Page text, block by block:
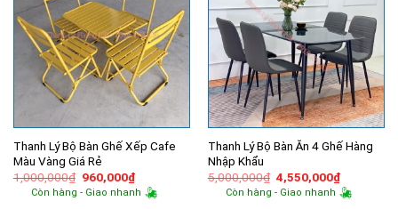
Thanh Lý Bộ Bàn Ghế Xếp Cafe
Màu Vàng Giá Rẻ
1,000,000₫ Giá
gốc
là:
960,000₫Giá
hiện
tại
Còn hàng - Giao nhanh
Thanh Lý Bộ Bàn Ăn 4 Ghế Hàng
Nhập Khẩu
5,000,000₫ Giá
gốc
là:
4,550,000₫Giá
hiện
tại
Còn hàng - Giao nhanh